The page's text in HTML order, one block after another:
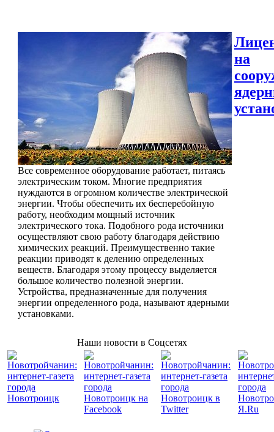
Все современное оборудование работает, питаясь
электрическим током. Многие предприятия
нуждаются в огромном количестве электрической
энергии. Чтобы обеспечить их бесперебойную
работу, необходим мощный источник
электрического тока. Подобного рода источники
осуществляют свою работу благодаря действию
химических реакций. Преимущественно такие
реакции приводят к делению определенных
веществ. Благодаря этому процессу выделяется
большое количество полезной энергии.
Устройства, предназначенные для получения
энергии определенного рода, называют ядерными
установками.
на
Наши новости в Соцсетях